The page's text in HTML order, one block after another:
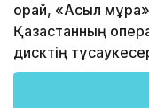
орай, «Асыл
Қазақстанның
дисктің